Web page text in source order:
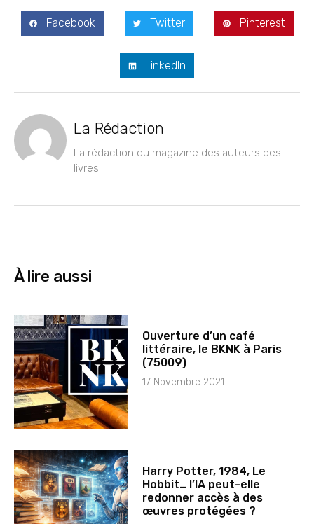
Facebook Twitter Pinterest
LinkedIn
La Rédaction
La rédaction du magazine des auteurs des
livres.
À lire aussi
Ouverture d’un café
littéraire, le BKNK à Paris
(75009)
17 Novembre 2021
Harry Potter, 1984, Le
Hobbit… l’IA peut-elle
redonner accès à des
œuvres protégées ?